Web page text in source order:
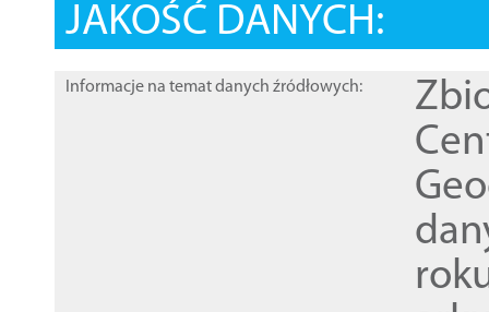
JAKOŚĆ DANYCH:
Informacje na temat danych źródłowych: